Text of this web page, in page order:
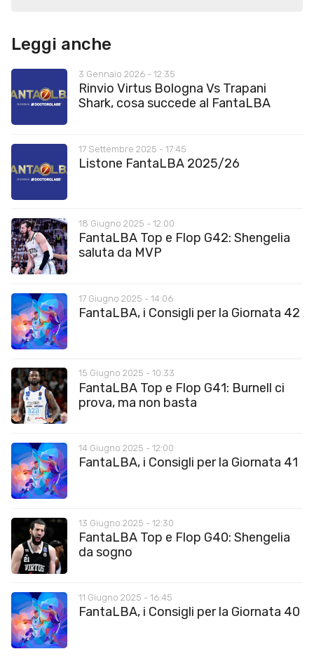
Leggi anche
3 Gennaio 2026 - 12:35
Rinvio Virtus Bologna Vs Trapani
Shark, cosa succede al FantaLBA
17 Settembre 2025 - 17:45
Listone FantaLBA 2025/26
18 Giugno 2025 - 12:00
FantaLBA Top e Flop G42: Shengelia
saluta da MVP
17 Giugno 2025 - 14:06
FantaLBA, i Consigli per la Giornata 42
15 Giugno 2025 - 10:33
FantaLBA Top e Flop G41: Burnell ci
prova, ma non basta
14 Giugno 2025 - 12:00
FantaLBA, i Consigli per la Giornata 41
13 Giugno 2025 - 12:30
FantaLBA Top e Flop G40: Shengelia
da sogno
11 Giugno 2025 - 16:45
FantaLBA, i Consigli per la Giornata 40